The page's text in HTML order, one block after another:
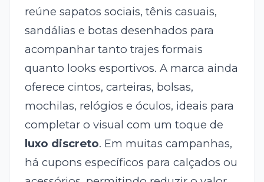
reúne sapatos sociais, tênis casuais,
sandálias e botas desenhados para
acompanhar tanto trajes formais
quanto looks esportivos. A marca ainda
oferece cintos, carteiras, bolsas,
mochilas, relógios e óculos, ideais para
completar o visual com um toque de
luxo discreto. Em muitas campanhas,
há cupons específicos para calçados ou